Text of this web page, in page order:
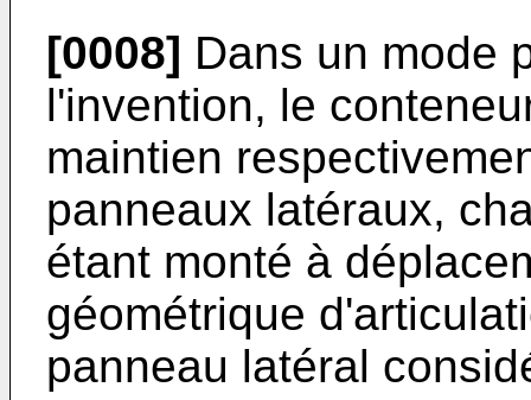
[0008] Dans un mode
l'invention, le
maintien
panneaux latéraux,
étant monté à
géométrique
panneau latéral